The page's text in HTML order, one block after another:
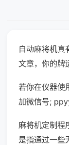
自动麻将机真
文章，你的牌
若你在仪器使
加微信号;
麻将机定制程
是指通过一些